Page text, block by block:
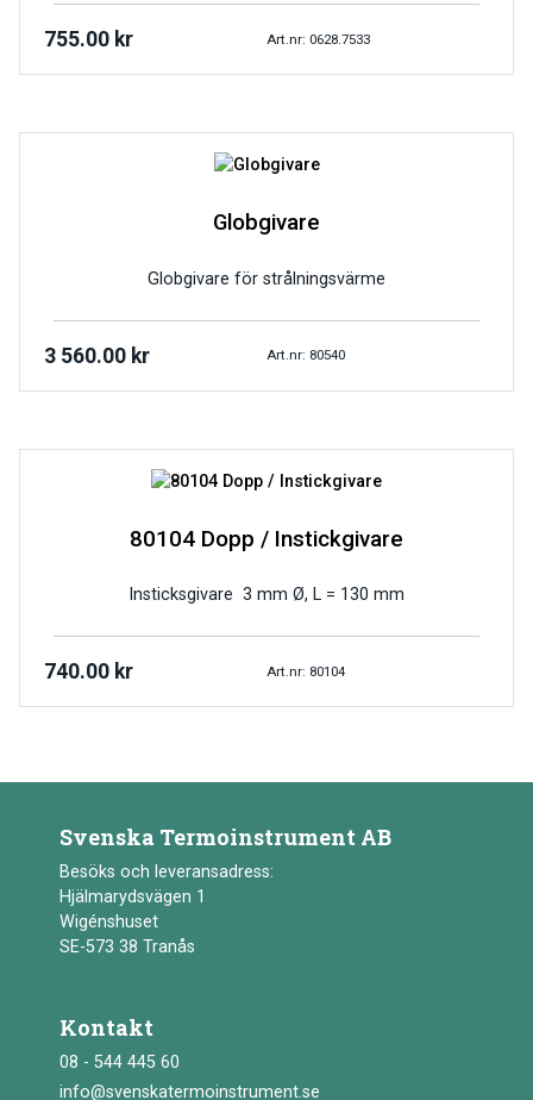
755.00 kr Art.nr: 0628.7533
Globgivare
Globgivare för strålningsvärme
3 560.00 kr Art.nr: 80540
80104 Dopp / Instickgivare
Insticksgivare 3 mm Ø, L = 130 mm
740.00 kr Art.nr: 80104
Svenska Termoinstrument AB
Besöks och leveransadress:
Hjälmarydsvägen 1
Wigénshuset
SE-573 38 Tranås
Kontakt
08 - 544 445 60
info@svenskatermoinstrument.se